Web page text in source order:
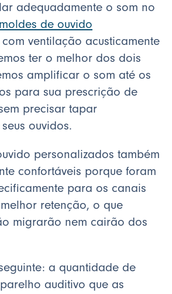
adequadamente o som no
moldes de ouvido
com ventilação acusticamente
ter o melhor dos dois
amplificar o som até os
para sua prescrição de
precisar tapar
ouvidos.
personalizados também
confortáveis porque foram
para os canais
retenção, o que
migrarão nem cairão dos
a quantidade de
auditivo que as